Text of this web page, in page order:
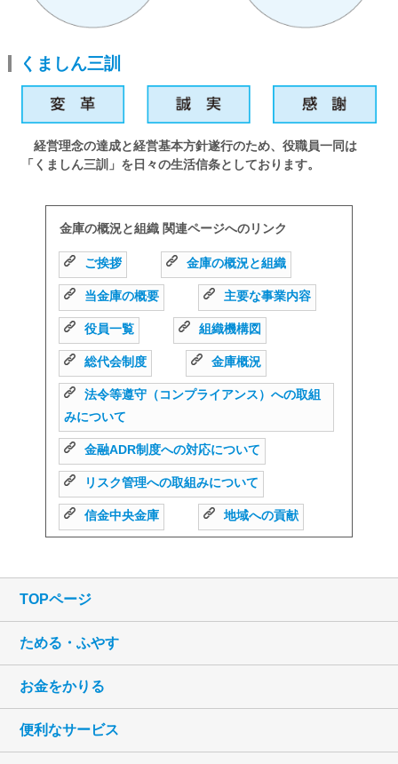
くましん三訓
経営理念の達成と経営基本方針遂行のため、役職員一同は
「くましん三訓」を日々の生活信条としております。
金庫の概況と組織 関連ページへのリンク
ご挨拶 金庫の概況と組織
当金庫の概要 主要な事業内容
役員一覧 組織機構図
総代会制度 金庫概況
法令等遵守（コンプライアンス）への取組
みについて
金融ADR制度への対応について
リスク管理への取組みについて
信金中央金庫 地域への貢献
TOPページ
ためる・ふやす
お金をかりる
便利なサービス